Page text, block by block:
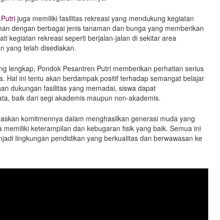
juga memiliki fasilitas rekreasi yang mendukung kegiatan
dengan berbagai jenis tanaman dan bunga yang memberikan
kegiatan rekreasi seperti berjalan-jalan di sekitar area
yang telah disediakan.
lengkap, Pondok Pesantren Putri memberikan perhatian serius
Hal ini tentu akan berdampak positif terhadap semangat belajar
dukungan fasilitas yang memadai, siswa dapat
baik dari segi akademis maupun non-akademis.
komitmennya dalam menghasilkan generasi muda yang
keterampilan dan kebugaran fisik yang baik. Semua ini
lingkungan pendidikan yang berkualitas dan berwawasan ke